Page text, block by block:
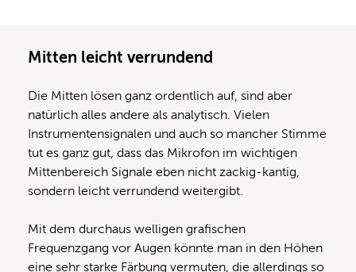
Mitten leicht verrundend
Die Mitten lösen ganz ordentlich auf, sind aber
natürlich alles andere als analytisch. Vielen
Instrumentensignalen und auch so mancher Stimme
tut es ganz gut, dass das Mikrofon im wichtigen
Mittenbereich Signale eben nicht zackig-kantig,
sondern leicht verrundend weitergibt.
Mit dem durchaus welligen grafischen
Frequenzgang vor Augen könnte man in den Höhen
eine sehr starke Färbung vermuten, die allerdings so